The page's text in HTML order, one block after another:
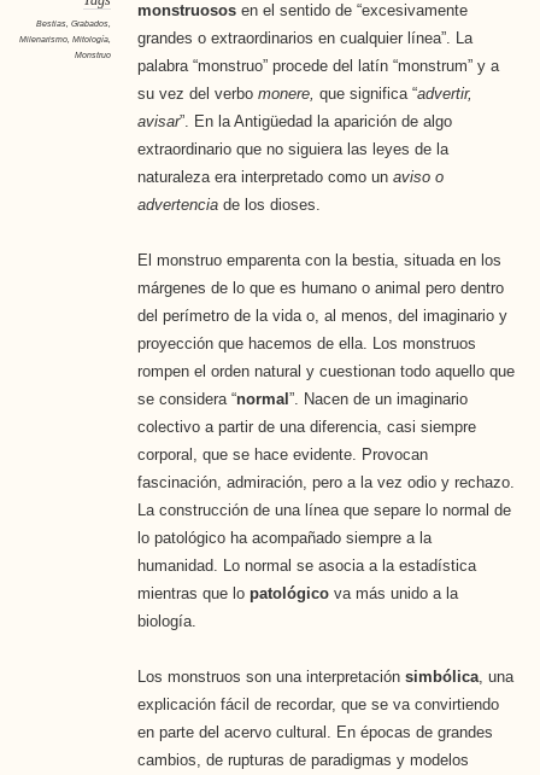
Bestias, Grabados,
Milenarismo, Mitología,
Monstruo
monstruososen el sentido de “excesivamente
grandes o extraordinarios en cualquier línea”. La
palabra “monstruo” procede del latín “monstrum” y a
su vez del verbo monere, que significa “advertir,
avisar”. En la Antigüedad la aparición de algo
extraordinario que no siguiera las leyes de la
naturaleza era interpretado como un aviso o
advertencia de los dioses.
El monstruo emparenta con la bestia, situada en los
márgenes de lo que es humano o animal pero dentro
del perímetro de la vida o, al menos, del imaginario y
proyección que hacemos de ella. Los monstruos
rompen el orden natural y cuestionan todo aquello que
se considera “normal ”. Nacen de un imaginario
colectivo a partir de una diferencia, casi siempre
corporal, que se hace evidente. Provocan
fascinación, admiración, pero a la vez odio y rechazo.
La construcción de una línea que separe lo normal de
lo patológico ha acompañado siempre a la
humanidad. Lo normal se asocia a la estadística
mientras que lo patológicova más unido a la
biología.
Los monstruos son una interpretación simbólica, una
explicación fácil de recordar, que se va convirtiendo
en parte del acervo cultural. En épocas de grandes
cambios, de rupturas de paradigmas y modelos